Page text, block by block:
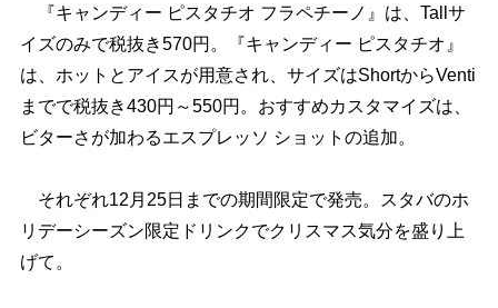
『キャンディー ピスタチオ フラペチーノ』は、Tallサ
イズのみで税抜き570円。『キャンディー ピスタチオ』
は、ホットとアイスが用意され、サイズはShortからVenti
までで税抜き430円～550円。おすすめカスタマイズは、
ビターさが加わるエスプレッソ ショットの追加。
それぞれ12月25日までの期間限定で発売。スタバのホ
リデーシーズン限定ドリンクでクリスマス気分を盛り上
げて。